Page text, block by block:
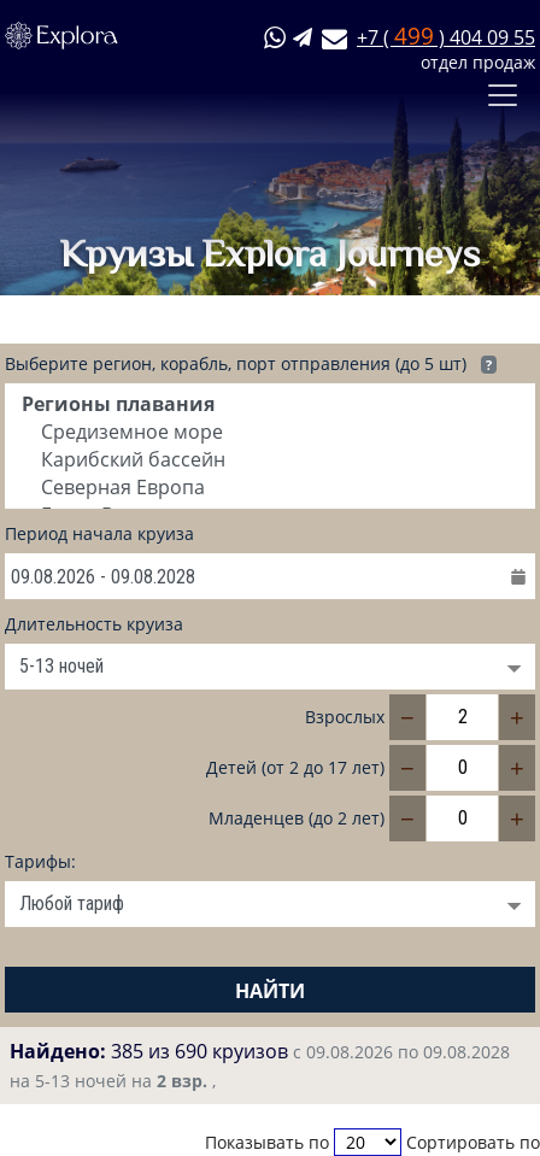
+7 ( 499 ) 404 09 55
отдел продаж
Круизы Explora Journeys
Выберите регион, корабль, порт отправления (до 5 шт) ?
Период начала круиза
Длительность круиза
Взрослых − +
Детей (от 2 до 17 лет) − +
Младенцев (до 2 лет) − +
Тарифы:
НАЙТИ
Найдено: 385 из 690 круизов с 09.08.2026 по 09.08.2028
на 5-13 ночей на 2 взр. ,
Показывать по
Сортировать по